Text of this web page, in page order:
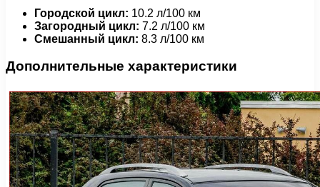
Городской цикл: 10.2 л/100 км
Загородный цикл: 7.2 л/100 км
Смешанный цикл: 8.3 л/100 км
Дополнительные характеристики